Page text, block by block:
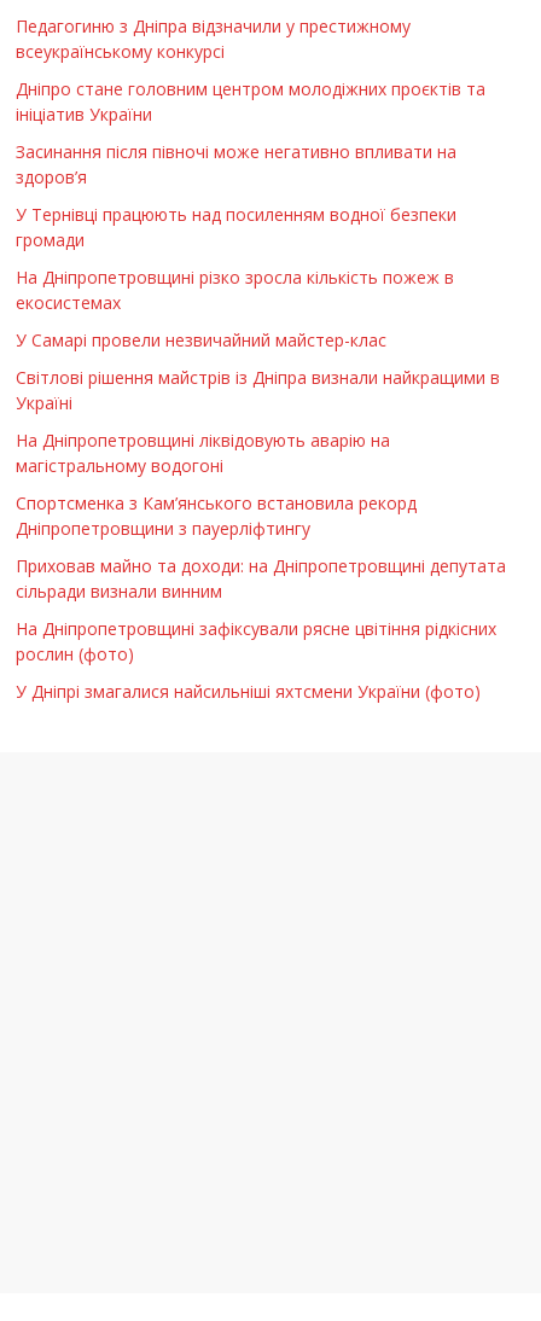
Педагогиню з Дніпра відзначили у престижному
всеукраїнському конкурсі
Дніпро стане головним центром молодіжних проєктів та
ініціатив України
Засинання після півночі може негативно впливати на
здоров’я
У Тернівці працюють над посиленням водної безпеки
громади
На Дніпропетровщині різко зросла кількість пожеж в
екосистемах
У Самарі провели незвичайний майстер-клас
Світлові рішення майстрів із Дніпра визнали найкращими в
Україні
На Дніпропетровщині ліквідовують аварію на
магістральному водогоні
Спортсменка з Кам’янського встановила рекорд
Дніпропетровщини з пауерліфтингу
Приховав майно та доходи: на Дніпропетровщині депутата
сільради визнали винним
На Дніпропетровщині зафіксували рясне цвітіння рідкісних
рослин (фото)
У Дніпрі змагалися найсильніші яхтсмени України (фото)